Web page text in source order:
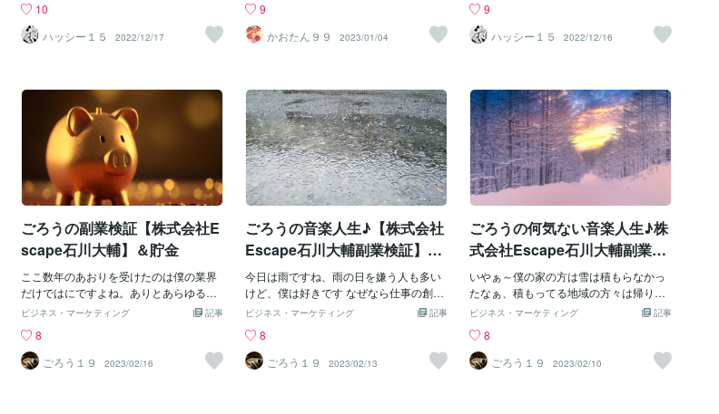
業してる友達もいるので、アドバイスを
もらいながらやれてます
０分くらい やったことなかったから大丈
夫か不安だったけど、コツコツと取り組
める副業の方が合ってるのかも サイトや
間を割いたら稼げるのかな！？ まぁ上出
来！ だって仕事しながらですからね この
まま続けていこーと思います！ で、姪っ
子からのクリスマスプレゼントのリクエ
ストは 動く犬のぬいぐるみ だってぃかわ
いいぃぃ 何匹でも買ってあげたい 犬を飼
えないからぬいぐるみでガマンです
10
ハッシー１５
2022/12/17
り、食事の回数や量が増えるので、太っ
たかも...ガーン 今年は結婚を前提にした
彼氏を絶対に作りたいので、太ってる場
回のテーマは「結婚何年目が離婚しやす
い？」です 同居期間とは、結婚から離婚
に至るまでの年数と考えてよいでしょ
う。 令和2年度は、約19万組が離婚して
いますが、そのうちもとも離婚件数が多
い同居期間は、「5年未満」、そして次点
は「5年以上10年未満」そして3番目は
「10年以上15年未満」 という結果で
す。 私...彼氏もいないのに、結婚まだし
てないのに、新年早々から「離婚」につ
いて調べてしまっている......... 初夢が良く
なかったからかな.... なんか年末年始は結
婚、離婚の話題も多かったですよね～ 発
表するタイミングは一番いいんではない
ぞれですね～ 私は今年こそリア充を目指
して、結婚を目指して日々頑張りたいと
思います 副業の株式会社Escape石川大
9
かおたん９９
2023/01/04
税も上がるみたいですね 防衛費を確保し
て、戦争でも始まるんでしょうか！？ な
んか 世界中の子供たちが安心して住める
ました...年末だからか！？ 大きなことを
言ってますが 来年は一つでも徳を積める
ような人間でいたい えっ、なんか精神的
に何か追い込まれてのか そんなことない
よぉー！ ここ最近はそんなに忙しくない
し、美味しいごはんも食べてるし １２月
ってセンチメンタルになりがち こういう
時は現実を見据えて 来年も自分の為にも
仕事と副業がんばろー 株式会社Escape
石川大輔副業も順調です
9
ハッシー１５
2022/12/16
ごろうの副業検証【株式会社E
scape石川大輔】＆貯金
ここ数年のあおりを受けたのは僕の業界
だけではにですよね。ありとあらゆる業
界の方々みなさん大変な数年だったと思
の生活に戻ってきたかとおもったら、今
度は今年に入ってから 物価高！ 僕たちは
どうやって生活を維持したり、立て直し
記事
ビジネス・マーケティング
8
ごろう１９
2023/02/16
ごろうの音楽人生♪【株式会社
Escape石川大輔副業検証】＃
雨の日
今日は雨ですね、雨の日を嫌う人も多い
けど、僕は好きです なぜなら仕事の創作
意欲が湧くから 雨の雰囲気のせいか、街
が捗る だから雨の日にはいい作品が生み
出されると信じてる 今、花粉も飛び始め
てるから雨で洗い流されるような....で
記事
ビジネス・マーケティング
8
ごろう１９
2023/02/13
ごろうの何気ない音楽人生♪株
式会社Escape石川大輔副業の
こと
いやぁ～僕の家の方は雪は積もらなかっ
たなぁ、積もってる地域の方々は帰り道
など気をつけてください 雪は好きだな、
分の音楽活動に影響が合って、それはい
い作用だけど 例えば、雨なら、雪なら、
晴れなら、暑い、寒いなどその時々で自
記事
ビジネス・マーケティング
8
ごろう１９
2023/02/10